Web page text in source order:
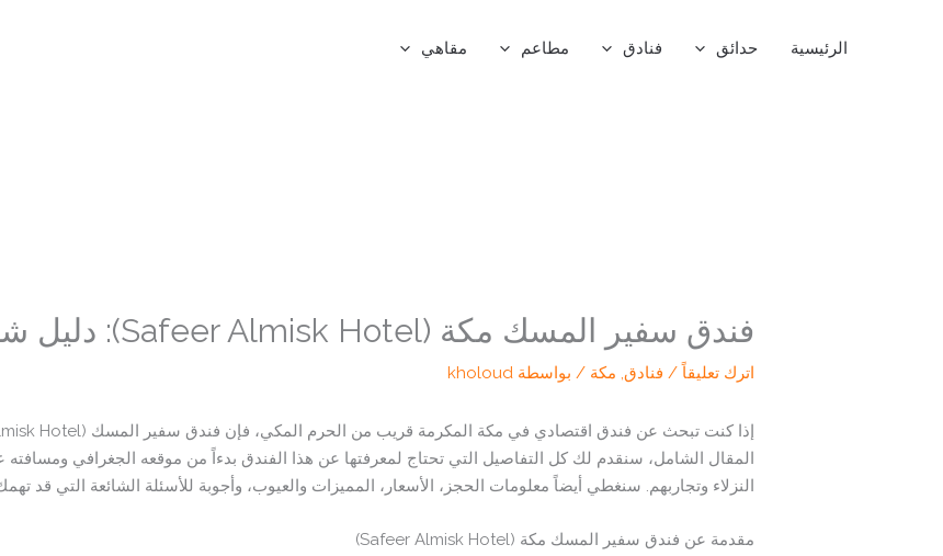
الرئيسية حدائق فنادق مطاعم مقاهي
فندق سفير المسك مكة (Safeer Almisk Hotel): دليل شامل للزائرين
اترك تعليقاً / فنادق, مكة / بواسطة kholoud
المقال الشامل، سنقدم لك كل التفاصيل التي تحتاج لمعرفتها عن هذا الفندق بدءاً من موقعه الجغرافي ومسافته
النزلاء وتجاربهم. سنغطي أيضاً معلومات الحجز، الأسعار، المميزات والعيوب، وأجوبة للأسئلة الشائعة التي قد
مقدمة عن فندق سفير المسك مكة (Safeer Almisk Hotel)